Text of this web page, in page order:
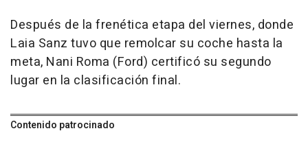
Después de la frenética etapa del viernes, donde
Laia Sanz tuvo que remolcar su coche hasta la
meta, Nani Roma (Ford) certificó su segundo
lugar en la clasificación final.
Contenido patrocinado